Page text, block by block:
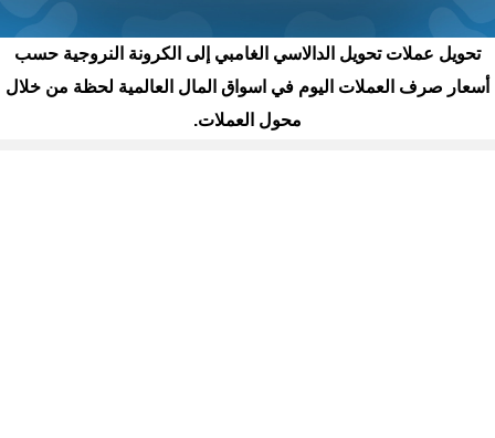
تحويل عملات تحويل الدالاسي الغامبي إلى الكرونة النروجية حسب
أسعار صرف العملات اليوم في اسواق المال العالمية لحظة من خلال
محول العملات.